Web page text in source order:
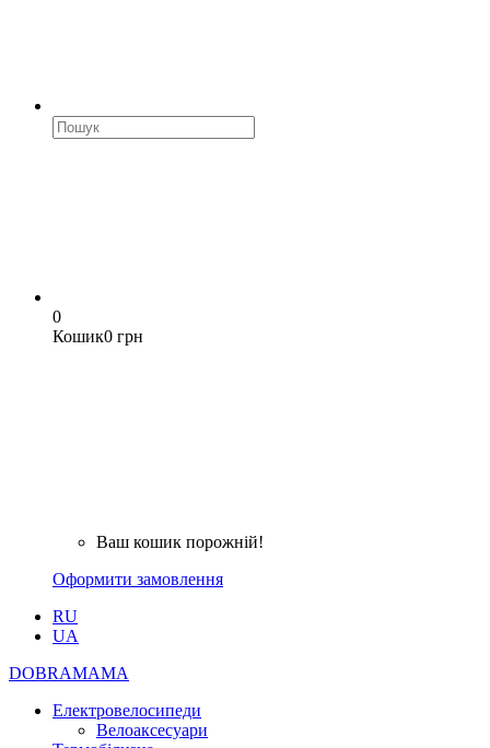
0
Кошик0 грн
Ваш кошик порожній!
Оформити замовлення
RU
UA
DOBRAMAMA
Електровелосипеди
Велоаксесуари